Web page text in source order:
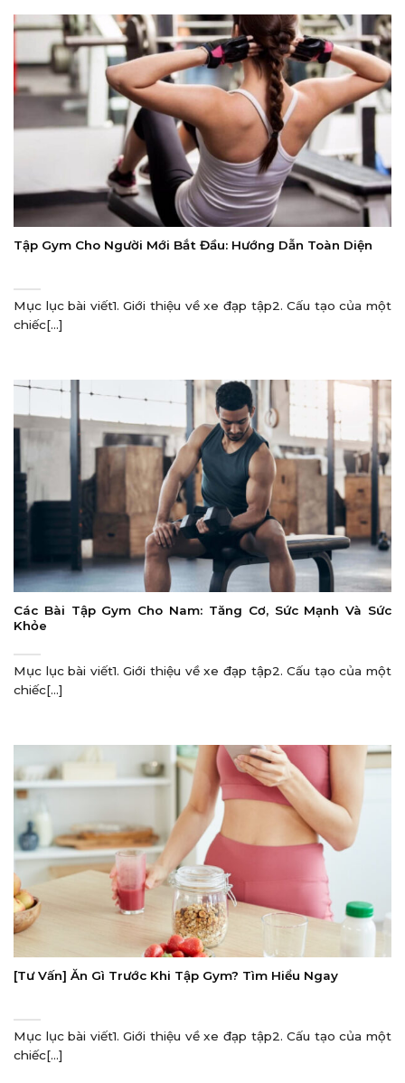
Tập Gym Cho Người Mới Bắt Đầu: Hướng Dẫn Toàn Diện
Mục lục bài viết1. Giới thiệu về xe đạp tập2. Cấu tạo của một
chiếc[...]
Các Bài Tập Gym Cho Nam: Tăng Cơ, Sức Mạnh Và Sức
Khỏe
Mục lục bài viết1. Giới thiệu về xe đạp tập2. Cấu tạo của một
chiếc[...]
[Tư Vấn] Ăn Gì Trước Khi Tập Gym? Tìm Hiểu Ngay
Mục lục bài viết1. Giới thiệu về xe đạp tập2. Cấu tạo của một
chiếc[...]